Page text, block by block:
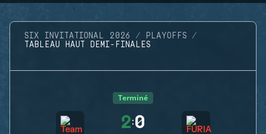
SIX INVITATIONAL 2026
PLAYOFFS
TABLEAU HAUT DEMI-FINALES
Terminé
2:0